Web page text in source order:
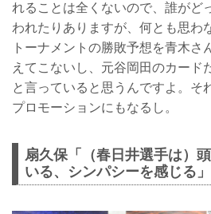
れることは全くないので、誰がど
われたりありますが、何とも思わ
トーナメントの勝敗予想を青木さ
えてこないし、元谷岡田のカード
と言っていると思うんですよ。そ
プロモーションにもなるし。
扇久保「（春日井選手は）
いる、シンパシーを感じる」